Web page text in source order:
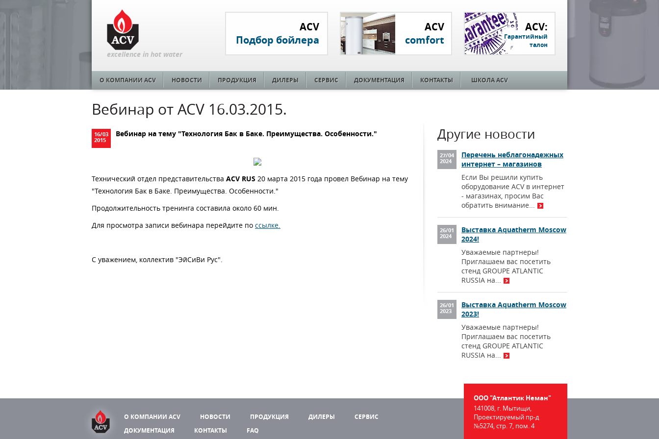
excellence in hot water
ACV
Подбор бойлера
ACV
comfort
ACV:
Гарантийный
талон
О КОМПАНИИ ACV НОВОСТИ ПРОДУКЦИЯ ДИЛЕРЫ СЕРВИС ДОКУМЕНТАЦИЯ КОНТАКТЫ ШКОЛА ACV
Вебинар от ACV 16.03.2015.
16/03
2015
Вебинар на тему "Технология Бак в Баке. Преимущества. Особенности."
Технический отдел представительства ACV RUS 20 марта 2015 года провел Вебинар на тему
"Технология Бак в Баке. Преимущества. Особенности."
Продолжительность тренинга составила около 60 мин.
Для просмотра записи вебинара перейдите по ссылке.
С уважением, коллектив "ЭйСиВи Рус".
Другие новости
27/04
2024
Перечень неблагонадежных
интернет – магазинов
Если Вы решили купить
оборудование ACV в интернет
- магазинах, просим Вас
обратить внимание...
26/01
2024
Выставка Aquatherm Moscow
2024!
Уважаемые партнеры!
Приглашаем вас посетить
стенд GROUPE ATLANTIC
RUSSIA на...
26/01
2023
Выставка Aquatherm Moscow
2023!
Уважаемые партнеры!
Приглашаем вас посетить
стенд GROUPE ATLANTIC
RUSSIA на...
О КОМПАНИИ ACV НОВОСТИ ПРОДУКЦИЯ ДИЛЕРЫ
СЕРВИС
ДОКУМЕНТАЦИЯ
КОНТАКТЫ FAQ
ООО "Атлантик Неман"
141008, г. Мытищи,
Проектируемый пр-д
№5274, стр. 7, пом. 4